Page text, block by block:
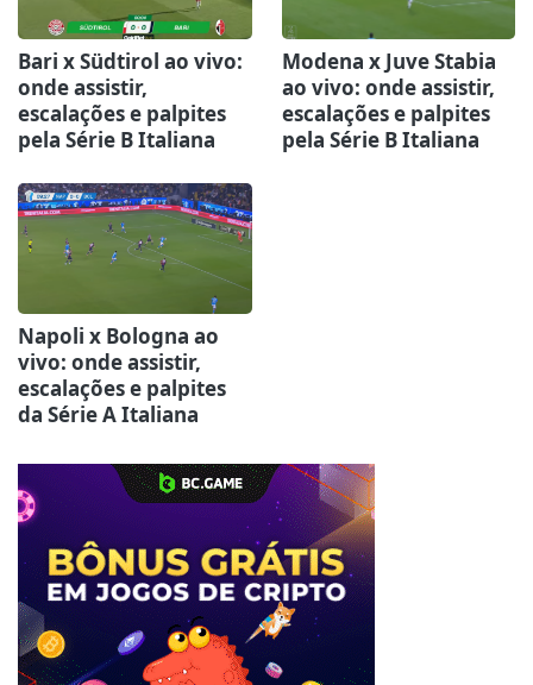
Bari x Südtirol ao vivo:
onde assistir,
escalações e palpites
pela Série B Italiana
Modena x Juve Stabia
ao vivo: onde assistir,
escalações e palpites
pela Série B Italiana
Napoli x Bologna ao
vivo: onde assistir,
escalações e palpites
da Série A Italiana